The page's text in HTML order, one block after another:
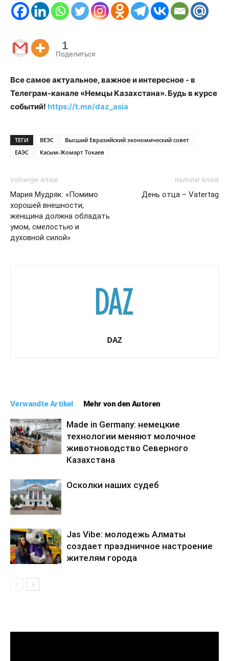
1
Поделиться
Все самое актуальное, важное и интересное - в
Телеграм-канале «Немцы Казахстана». Будь в курсе
событий! https://t.me/daz_asia
ТЕГИ ВЕЭС
Высший Евразийский экономический совет
ЕАЭС
Касым-Жомарт Токаев
Vorheriger Artikel
Мария Мудряк: «Помимо
хорошей внешности,
женщина должна обладать
умом, смелостью и
духовной силой»
Nächster Artikel
День отца – Vatertag
DAZ
Verwandte Artikel Mehr von den Autoren
Made in Germany: немецкие
технологии меняют молочное
животноводство Северного
Казахстана
Осколки наших судеб
Jas Vibe: молодежь Алматы
создает праздничное настроение
жителям города